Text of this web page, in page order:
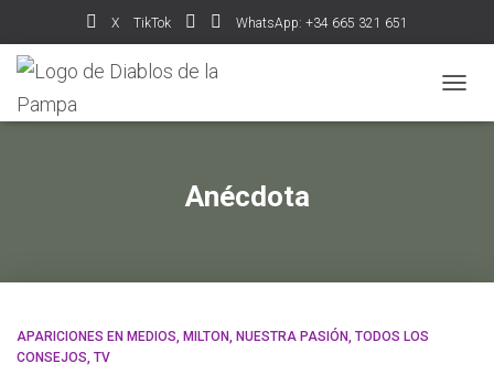
X TikTok WhatsApp: +34 665 321 651
MODO
Anécdota
APARICIONES EN MEDIOS MILTON NUESTRA PASIÓN TODOS LOS
CONSEJOS TV